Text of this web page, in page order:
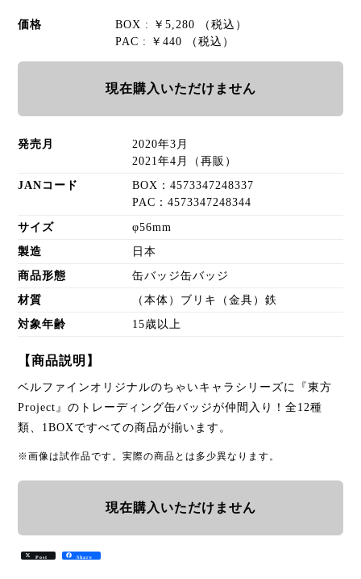
価格
BOX : ￥5,280 （税込）
PAC : ￥440 （税込）
現在購入いただけません
発売月
2020年3月
2021年4月（再販）
JANコード
BOX：4573347248337
PAC：4573347248344
サイズ φ56mm
製造 日本
商品形態 缶バッジ缶バッジ
材質 （本体）ブリキ（金具）鉄
対象年齢 15歳以上
【商品説明】
ベルファインオリジナルのちゃいキャラシリーズに『東方
Project』のトレーディング缶バッジが仲間入り！全12種
類、1BOXですべての商品が揃います。
※画像は試作品です。実際の商品とは多少異なります。
現在購入いただけません
Post Share